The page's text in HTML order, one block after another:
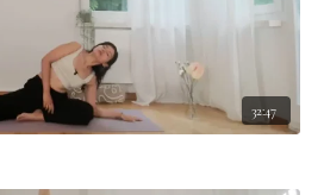
32:47